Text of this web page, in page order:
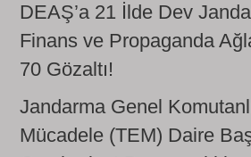
DEAŞ’a 21 İlde Dev
Finans ve Propaganda
70 Gözaltı!
Jandarma Genel
Mücadele (TEM) Daire